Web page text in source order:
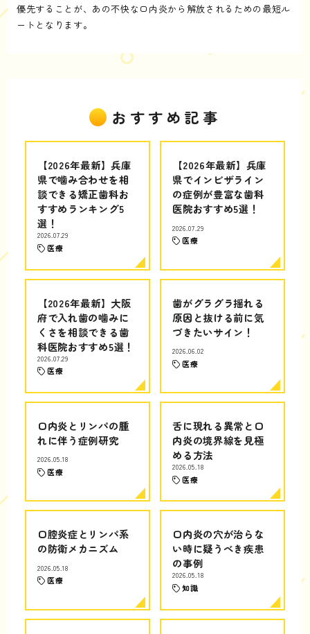
優先することが、あの不快な口内炎から解放されるための最短ル
ートとなります。
おすすめ記事
【2026年最新】兵庫
県で噛み合わせを相
談できる矯正歯科お
すすめランキング5
選！
2026.07.29
医療
【2026年最新】兵庫
県でインビザライン
の症例が豊富な歯科
医院おすすめ5選！
2026.07.29
医療
【2026年最新】大阪
府で入れ歯の噛みに
くさを相談できる歯
科医院おすすめ5選！
2026.07.29
医療
歯がグラグラ揺れる
原因と抜ける前に気
づきたいサイン！
2026.06.02
医療
口内炎とリンパの腫
れに伴う症例研究
2026.05.18
医療
舌に現れる異常と口
内炎の境界線を見極
める方法
2026.05.18
医療
口腔炎症とリンパ系
の防衛メカニズム
2026.05.18
医療
口内炎の穴が治らな
い時に疑うべき疾患
の事例
2026.05.18
知識